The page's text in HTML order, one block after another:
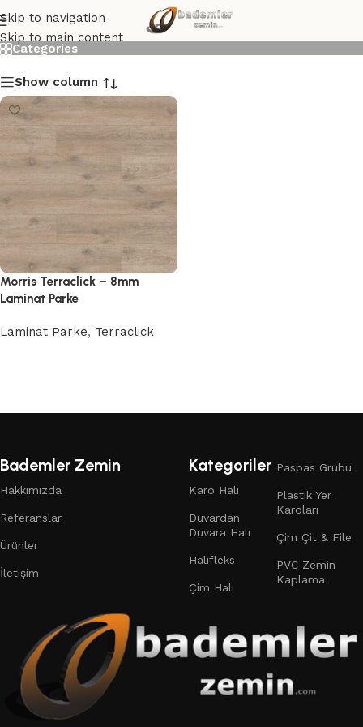
Skip to navigation
Skip to main content
Morris Terraclick
Categories
Show column
Morris Terraclick – 8mm
Laminat Parke
Laminat Parke, Terraclick
Bademler Zemin
Hakkımızda
Referanslar
Ürünler
İletişim
Kategoriler
Karo Halı
Duvardan
Duvara Halı
Halıfleks
Çim Halı
Paspas Grubu
Plastik Yer
Karoları
Çim Çit & File
PVC Zemin
Kaplama